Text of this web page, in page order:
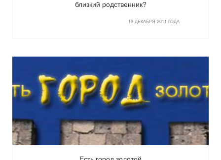
близкий родственник?
19 ДЕКАБРЯ 2011 ГОДА